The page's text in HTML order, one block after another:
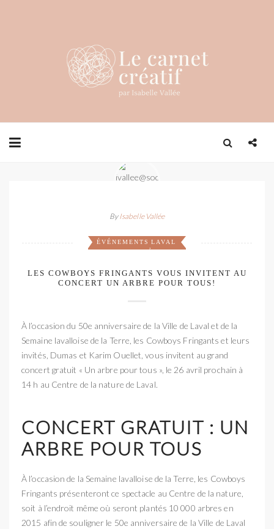
ByIsabelle Vallée
ÉVÉNEMENTS
,
LAVAL
LES COWBOYS FRINGANTS VOUS INVITENT AU
CONCERT UN ARBRE POUR TOUS!
À l’occasion du 50e anniversaire de la Ville de Laval et de la
Semaine lavalloise de la Terre, les Cowboys Fringants et leurs
invités, Dumas et Karim Ouellet, vous invitent au grand
concert gratuit « Un arbre pour tous », le 26 avril prochain à
14 h au Centre de la nature de Laval.
CONCERT GRATUIT : UN
ARBRE POUR TOUS
À l’occasion de la Semaine lavalloise de la Terre, les Cowboys
Fringants présenteront ce spectacle au Centre de la nature,
soit à l’endroit même où seront plantés 10 000 arbres en
2015 afin de souligner le 50e anniversaire de la Ville de Laval